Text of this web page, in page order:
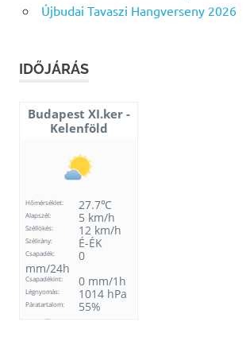
Újbudai Tavaszi Hangverseny 2026
IDŐJÁRÁS